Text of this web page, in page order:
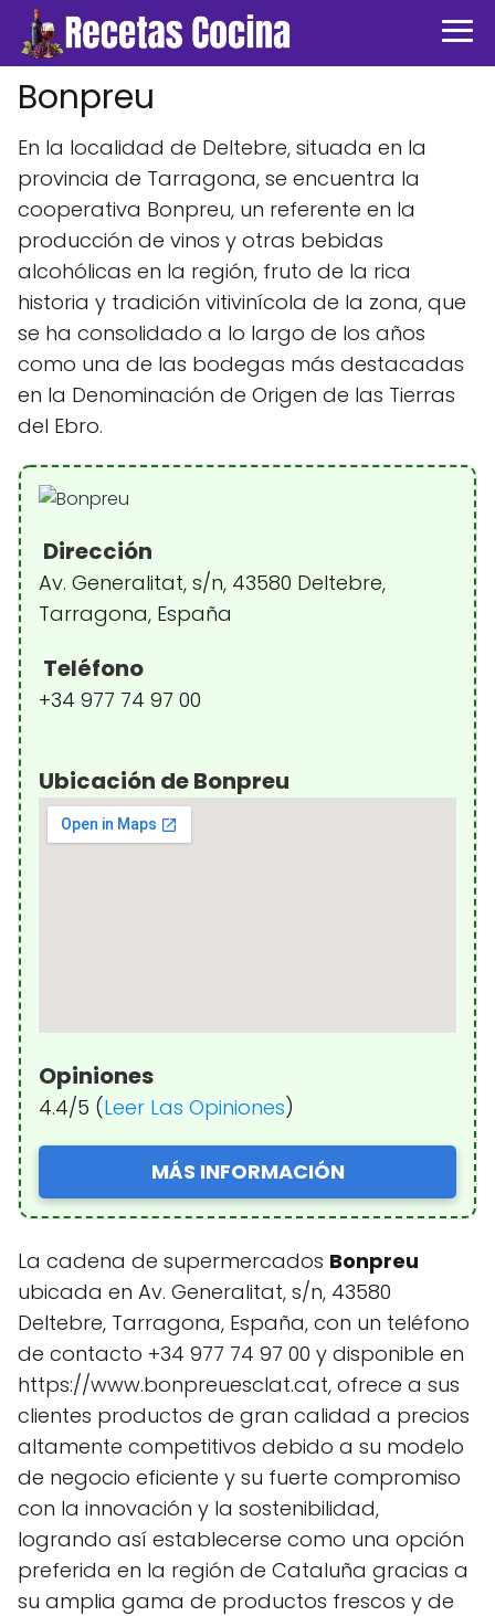
Bonpreu
En la localidad de Deltebre, situada en la
provincia de Tarragona, se encuentra la
cooperativa Bonpreu, un referente en la
producción de vinos y otras bebidas
alcohólicas en la región, fruto de la rica
historia y tradición vitivinícola de la zona, que
se ha consolidado a lo largo de los años
como una de las bodegas más destacadas
en la Denominación de Origen de las Tierras
del Ebro.
Dirección
Av. Generalitat, s/n, 43580 Deltebre,
Tarragona, España
Teléfono
+34 977 74 97 00
Ubicación de Bonpreu
Opiniones
4.4/5 (Leer Las Opiniones)
MÁS INFORMACIÓN
La cadena de supermercados Bonpreu
ubicada en Av. Generalitat, s/n, 43580
Deltebre, Tarragona, España, con un teléfono
de contacto +34 977 74 97 00 y disponible en
https://www.bonpreuesclat.cat, ofrece a sus
clientes productos de gran calidad a precios
altamente competitivos debido a su modelo
de negocio eficiente y su fuerte compromiso
con la innovación y la sostenibilidad,
logrando así establecerse como una opción
preferida en la región de Cataluña gracias a
su amplia gama de productos frescos y de